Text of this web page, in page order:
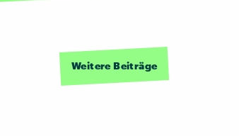
Weitere Beiträge